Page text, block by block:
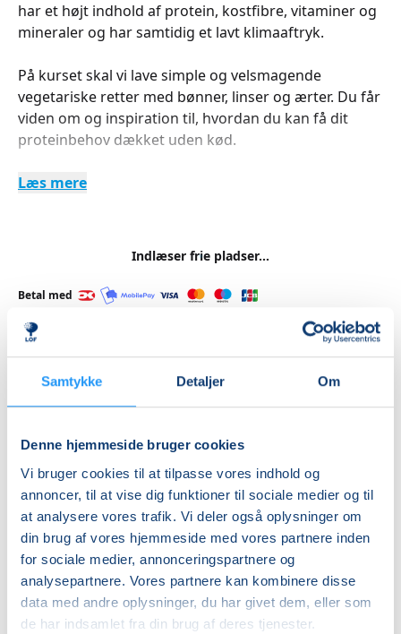
Samtykke Detaljer Om
Denne hjemmeside bruger cookies
Vi bruger cookies til at tilpasse vores indhold og
annoncer, til at vise dig funktioner til sociale medier og til
at analysere vores trafik. Vi deler også oplysninger om
din brug af vores hjemmeside med vores partnere inden
for sociale medier, annonceringspartnere og
analysepartnere. Vores partnere kan kombinere disse
data med andre oplysninger, du har givet dem, eller som
de har indsamlet fra din brug af deres tjenester.
har et højt indhold af protein, kostfibre, vitaminer og
mineraler og har samtidig et lavt klimaaftryk.
På kurset skal vi lave simple og velsmagende
vegetariske retter med bønner, linser og ærter. Du får
viden om og inspiration til, hvordan du kan få dit
proteinbehov dækket uden kød.
Læs mere
Indlæser frie pladser...
Betal med
Priser
DKK 320,00
Info
Nummer
462301
Mødegang
søndag 01.11.2026, kl. 11.00 - 14.30